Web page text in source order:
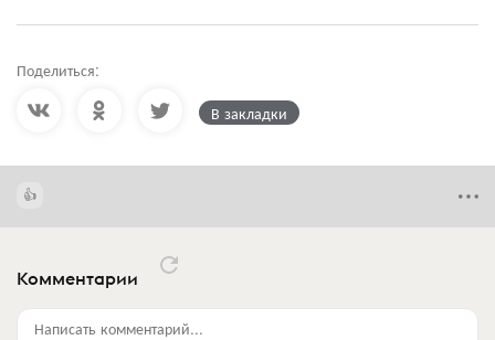
Поделиться:
В закладки
Комментарии
Написать комментарий...